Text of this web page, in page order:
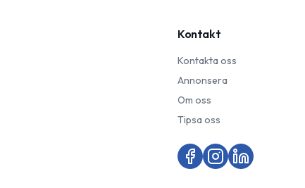
Kontakt
Kontakta oss
Annonsera
Om oss
Tipsa oss